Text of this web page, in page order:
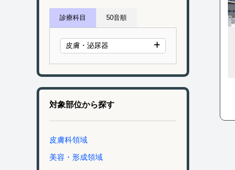
診療科目 50音順
皮膚・泌尿器
対象部位から探す
皮膚科領域
美容・形成領域